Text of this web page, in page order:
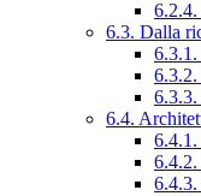
6.3. Dalla
6.3.1.
6.3.2.
6.4.
6.4.1.
6.4.2.